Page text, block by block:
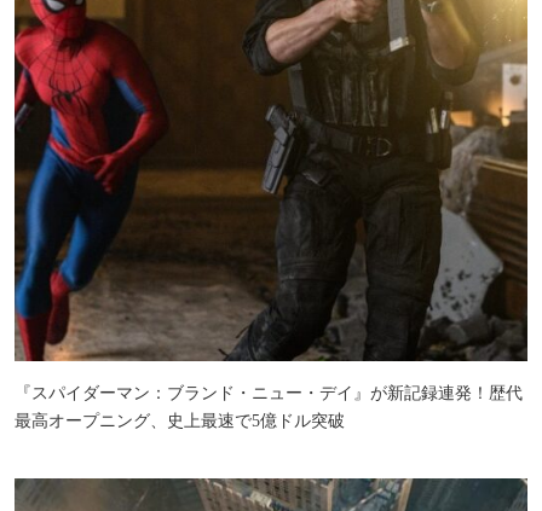
『スパイダーマン：ブランド・ニュー・デイ』が新記録連発！歴代
最高オープニング、史上最速で5億ドル突破